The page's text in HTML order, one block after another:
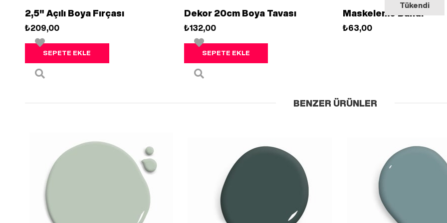
2,5" Açılı Boya Fırçası
₺209,00
SEPETE EKLE
Dekor 20cm Boya Tavası
₺132,00
SEPETE EKLE
Tükendi
Maskeleme Bandı
₺63,00
BENZER ÜRÜNLER